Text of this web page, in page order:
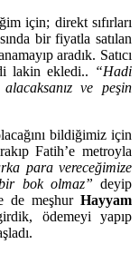
için; direkt sıfırları
bir fiyatla satılan
aradık. Satıcı
lakin ekledi.. “Hadi
ve peşin
bildiğimiz için
Fatih’e metroyla
para vereceğimize
bok olmaz” deyip
de meşhur Hayyam
ödemeyi yapıp